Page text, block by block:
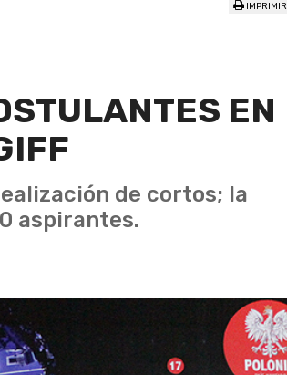
IMPRIMIR
EN
de cortos; la
aspirantes.